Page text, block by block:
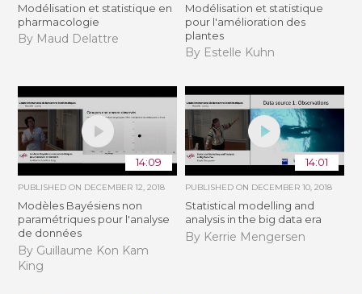
Modélisation et statistique en
pharmacologie
By Maud Delattre
Modélisation et statistique
pour l'amélioration des
plantes
By Estelle Kuhn
14:09
PUBLISHED ON DECEMBER 12, 2018
Modèles Bayésiens non
paramétriques pour l'analyse
de données
By Guillaume Kon Kam
King
14:01
PUBLISHED ON DECEMBER 10, 2018
Statistical modelling and
analysis in the big data era
By Kerrie Mengersen